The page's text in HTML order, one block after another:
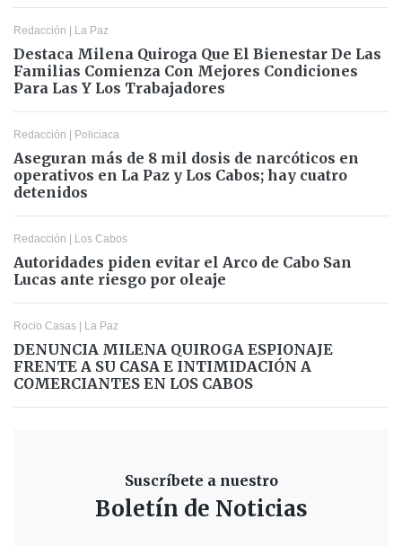
Redacción La Paz
Destaca Milena Quiroga Que El Bienestar De Las
Familias Comienza Con Mejores Condiciones
Para Las Y Los Trabajadores
Redacción Policiaca
Aseguran más de 8 mil dosis de narcóticos en
operativos en La Paz y Los Cabos; hay cuatro
detenidos
Redacción Los Cabos
Autoridades piden evitar el Arco de Cabo San
Lucas ante riesgo por oleaje
Rocio Casas La Paz
DENUNCIA MILENA QUIROGA ESPIONAJE
FRENTE A SU CASA E INTIMIDACIÓN A
COMERCIANTES EN LOS CABOS
Suscríbete a nuestro
Boletín de Noticias